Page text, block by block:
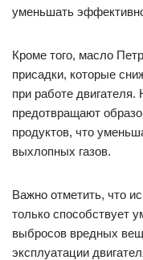
уменьшать
Кроме того, масло
присадки, которые
при работе
предотвращают
продуктов, что
выхлопных газов.
Важно отметить, что
только способствует
выбросов вредных
эксплуатации